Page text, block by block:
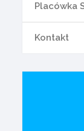
Placówka
Kontakt